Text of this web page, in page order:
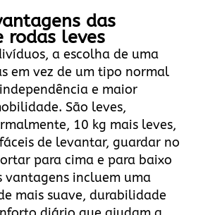
das
rodas leves
a escolha de uma
em vez de um tipo normal
e maior
São leves,
10 kg mais leves,
de levantar, guardar no
para cima e para baixo
vantagens incluem uma
mais suave, durabilidade